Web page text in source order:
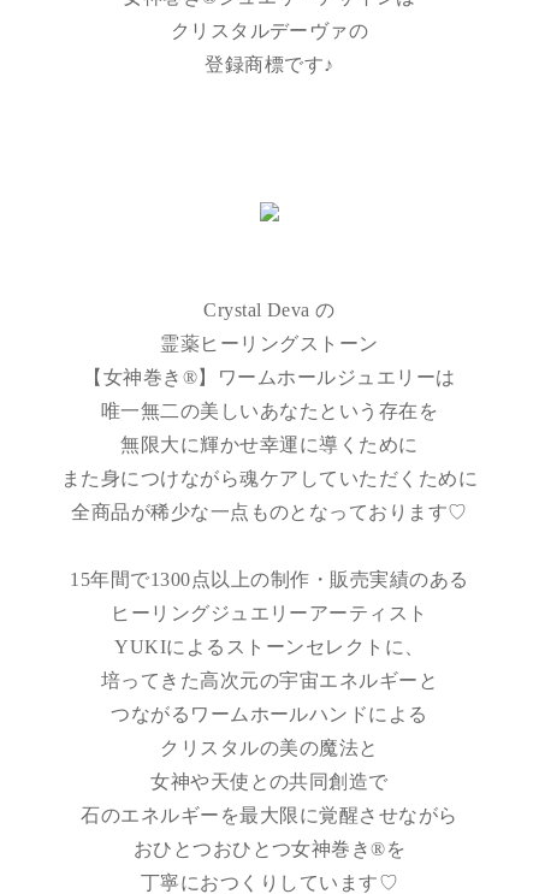
クリスタルデーヴァの
登録商標です♪
Crystal Deva の
霊薬ヒーリングストーン
【女神巻き®】ワームホールジュエリーは
唯一無二の美しいあなたという存在を
無限大に輝かせ幸運に導くために
また身につけながら魂ケアしていただくために
全商品が稀少な一点ものとなっております♡
15年間で1300点以上の制作・販売実績のある
ヒーリングジュエリーアーティスト
YUKIによるストーンセレクトに、
培ってきた高次元の宇宙エネルギーと
つながるワームホールハンドによる
クリスタルの美の魔法と
女神や天使との共同創造で
石のエネルギーを最大限に覚醒させながら
おひとつおひとつ女神巻き®を
丁寧におつくりしています♡